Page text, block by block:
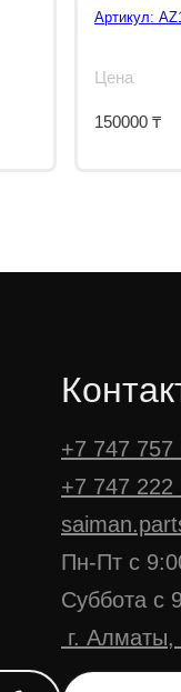
Артикул:
Цена
150000 ₸
+7 747 757
+7 747 222
Пн-Пт с
Суббота с
г. Алматы,